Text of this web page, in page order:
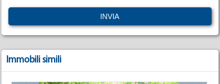
Immobili simili